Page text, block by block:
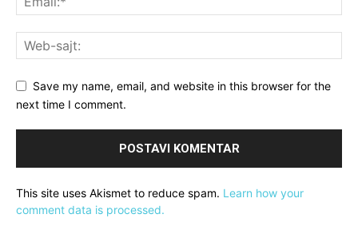
Save my name, email, and website in this browser for the
next time I comment.
This site uses Akismet to reduce spam. Learn how your
comment data is processed.